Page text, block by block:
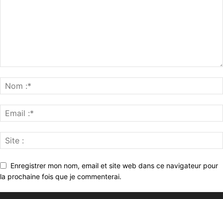
Enregistrer mon nom, email et site web dans ce navigateur pour
la prochaine fois que je commenterai.